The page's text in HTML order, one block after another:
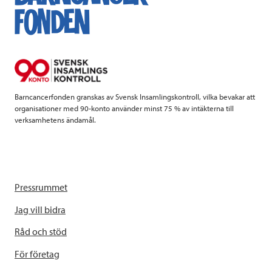
b
k
t
e
Barncancerfonden granskas av Svensk Insamlingskontroll, vilka bevakar att
organisationer med 90-konto använder minst 75 % av intäkterna till
verksamhetens ändamål.
Pressrummet
Jag vill bidra
Råd och stöd
För företag